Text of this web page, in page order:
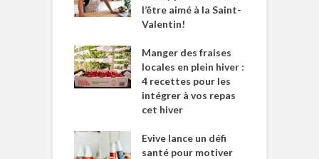
l’être aimé à la Saint-
Valentin!
Manger des fraises
locales en plein hiver :
4 recettes pour les
intégrer à vos repas
cet hiver
Evive lance un défi
santé pour motiver